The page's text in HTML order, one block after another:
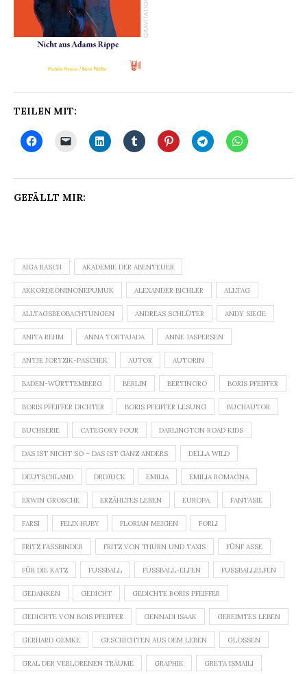
TEILEN MIT:
GEFÄLLT MIR:
AIGA RASCH AKADEMIE DER ABENTEUER
AKKORDEONINONEPUMUK ALEXANDER BICHLER ALLTAG
ALLTAGSBEOBACHTUNGEN ANDREAS SCHLÜTER ANDY SIEGE
ANITA REHM ANNA TORTAJADA ANNE JASPERSEN
ANTJE JORTZIK-PASCHEK AUTOR AUTORIN
BADEN-WÜRTTEMBERG BERLIN BERTINORO BORIS PFEIFFER
BORIS PFEIFFER DICHTER BORIS PFEIFFER LESUNG BUCHAUTOR
BUCHSERIE CATEGORY FOUR DARLINGTON ROAD KIDS
DAS IST NICHT SO – DAS IST GANZ ANDERS DELLA WILD
DEUTSCHLAND DRDJUCK EMILIA EMILIA ROMAGNA
ERWIN GROSCHE ERZÄHLTES LEBEN EUROPA FANTASIE
FARSI FELIX HUBY FLORIAN MEIGEN FORLI
FRITZ FASSBINDER FRITZ VON THURN UND TAXIS FÜNF ASSE
FÜR DIE KATZ FUSSBALL FUSSBALL-ELFEN FUSSBALLELFEN
GEDANKEN GEDICHT GEDICHTE BORIS PFEIFFER
GEDICHTE VON BOIS PFEIFFER GENNADI ISAAK GEREIMTES LEBEN
GERHARD GEMKE GESCHICHTEN AUS DEM LEBEN GLOSSEN
GRAL DER VERLORENEN TRÄUME GRAPHIK GRETA ISMAILI